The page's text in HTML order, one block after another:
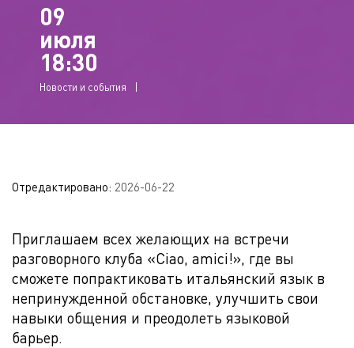
09
июля
18:30
Новости и события
Отредактировано: 2026-06-22
Приглашаем всех желающих на встречи
разговорного клуба «Ciao, amici!», где вы
сможете попрактиковать итальянский язык в
непринужденной обстановке, улучшить свои
навыки общения и преодолеть языковой
барьер.